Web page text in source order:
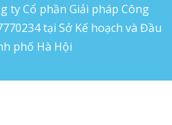
ty Cổ phần Giải pháp Công
tại Sở Kế hoạch và Đầu
phố Hà Hội